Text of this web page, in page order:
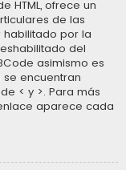
HTML, ofrece un
de las
habilitado por la
del
asimismo es
se encuentran
< y >. Para más
aparece cada